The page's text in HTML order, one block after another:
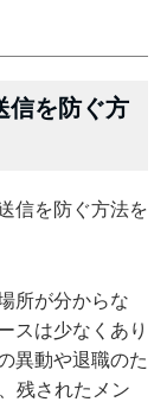
信を防ぐ方
信を防ぐ方法を
所が分からな
スは少なくあり
異動や退職のた
残されたメン